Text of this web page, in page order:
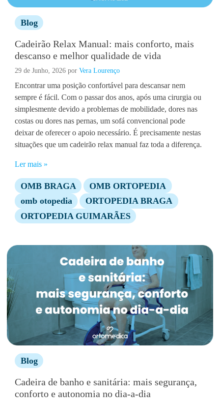
Blog
Cadeirão Relax Manual: mais conforto, mais
descanso e melhor qualidade de vida
29 de Junho, 2026 por Vera Lourenço
Encontrar uma posição confortável para descansar nem
sempre é fácil. Com o passar dos anos, após uma cirurgia ou
simplesmente devido a problemas de mobilidade, dores nas
costas ou dores nas pernas, um sofá convencional pode
deixar de oferecer o apoio necessário. É precisamente nestas
situações que um cadeirão relax manual faz toda a diferença.
Ler mais »
OMB BRAGA
OMB ORTOPEDIA
omb otopedia
ORTOPEDIA BRAGA
ORTOPEDIA GUIMARÃES
Blog
Cadeira de banho e sanitária: mais segurança,
conforto e autonomia no dia-a-dia